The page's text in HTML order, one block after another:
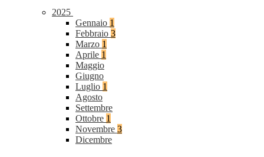
2025
Gennaio 1
Febbraio 3
Marzo 1
Aprile 1
Maggio
Giugno
Luglio 1
Agosto
Settembre
Ottobre 1
Novembre 3
Dicembre